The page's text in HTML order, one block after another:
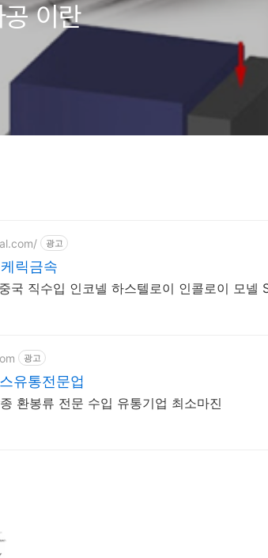
이란
광고
릭금속
국 직수입 인코넬 하스텔로이 인콜로이 모넬
광고
유통전문업
환봉류 전문 수입 유통기업 최소마진